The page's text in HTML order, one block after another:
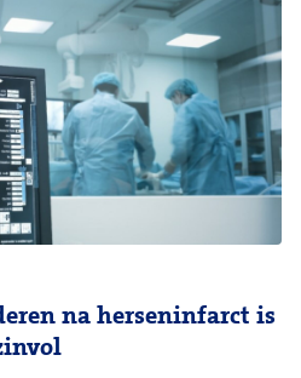
na herseninfarct is